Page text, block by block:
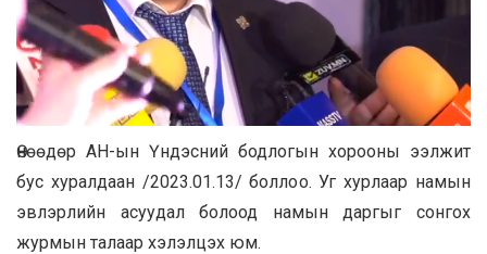
Өнөөдөр АН-ын Үндэсний бодлогын хорооны ээлжит
бус хуралдаан /2023.01.13/ боллоо. Уг хурлаар намын
эвлэрлийн асуудал болоод намын даргыг сонгох
журмын талаар хэлэлцэх юм.